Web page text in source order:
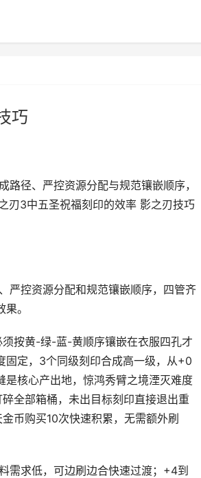
巧
径、严控资源分配与规范镶嵌顺序，
刃3中五圣祝福刻印的效率 影之刃技巧
严控资源分配和规范镶嵌顺序，四管齐
。
按黄-绿-蓝-黄顺序镶嵌在衣服四孔才
固定，3个同级刻印合成高一级，从+0
核心产出地，惊鸿秀臂之境湮灭难度
全部箱桶，未出目标刻印直接退出重
币购买10次快速积累，无需额外刷
需求低，可边刷边合快速过渡；+4到